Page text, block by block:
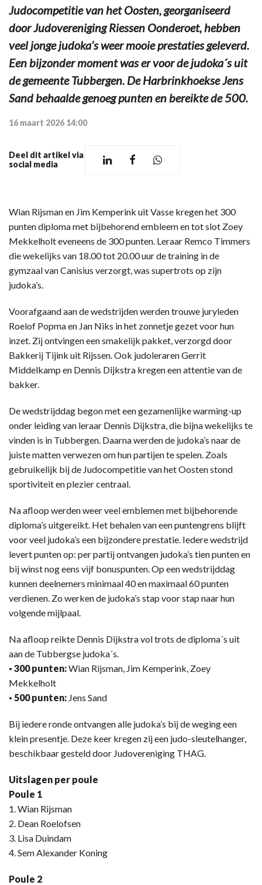
Judocompetitie van het Oosten, georganiseerd
door Judovereniging Riessen Oonderoet, hebben
veel jonge judoka’s weer mooie prestaties geleverd.
Een bijzonder moment was er voor de judoka´s uit
de gemeente Tubbergen. De Harbrinkhoekse Jens
Sand behaalde genoeg punten en bereikte de 500.
16 maart 2026 14:00
Deel dit artikel via
social media
Wian Rijsman en Jim Kemperink uit Vasse kregen het 300
punten diploma met bijbehorend embleem en tot slot Zoey
Mekkelholt eveneens de 300 punten. Leraar Remco Timmers
die wekelijks van 18.00 tot 20.00 uur de training in de
gymzaal van Canisius verzorgt, was supertrots op zijn
judoka’s.
Voorafgaand aan de wedstrijden werden trouwe juryleden
Roelof Popma en Jan Niks in het zonnetje gezet voor hun
inzet. Zij ontvingen een smakelijk pakket, verzorgd door
Bakkerij Tijink uit Rijssen. Ook judoleraren Gerrit
Middelkamp en Dennis Dijkstra kregen een attentie van de
bakker.
De wedstrijddag begon met een gezamenlijke warming-up
onder leiding van leraar Dennis Dijkstra, die bijna wekelijks te
vinden is in Tubbergen. Daarna werden de judoka’s naar de
juiste matten verwezen om hun partijen te spelen. Zoals
gebruikelijk bij de Judocompetitie van het Oosten stond
sportiviteit en plezier centraal.
Na afloop werden weer veel emblemen met bijbehorende
diploma’s uitgereikt. Het behalen van een puntengrens blijft
voor veel judoka’s een bijzondere prestatie. Iedere wedstrijd
levert punten op: per partij ontvangen judoka’s tien punten en
bij winst nog eens vijf bonuspunten. Op een wedstrijddag
kunnen deelnemers minimaal 40 en maximaal 60 punten
verdienen. Zo werken de judoka’s stap voor stap naar hun
volgende mijlpaal.
Na afloop reikte Dennis Dijkstra vol trots de diploma´s uit
aan de Tubbergse judoka´s.
· 300 punten:Wian Rijsman, Jim Kemperink, Zoey
Mekkelholt
· 500 punten: Jens Sand
Bij iedere ronde ontvangen alle judoka’s bij de weging een
klein presentje. Deze keer kregen zij een judo-sleutelhanger,
beschikbaar gesteld door Judovereniging THAG.
Uitslagen per poule
Poule 1
1. Wian Rijsman
2. Dean Roelofsen
3. Lisa Duindam
4. Sem Alexander Koning
Poule 2